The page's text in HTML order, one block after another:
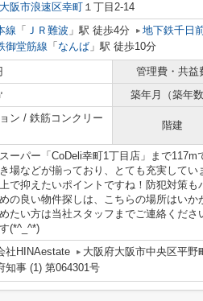
大阪市浪速区幸町 １丁目2-14
線 「 ＪＲ難波 」駅 徒歩4分 地下鉄千日
御堂筋線 「 なんば 」駅 徒歩10分
管理費・共益
築年月（築年数
ン / 鉄筋コンクリー
階建
ーパー「CoDeli幸町1丁目店」まで
場などが揃っており、とても充実して
で抑えたいポイントですね！防犯対策
の良い物件探しは、こちらの場所はい
たい方は当社スタッフまでご連絡くだ
(*^_^*)
社HINAestate 大阪府大阪市中央区平野
知事 (1) 第064301号